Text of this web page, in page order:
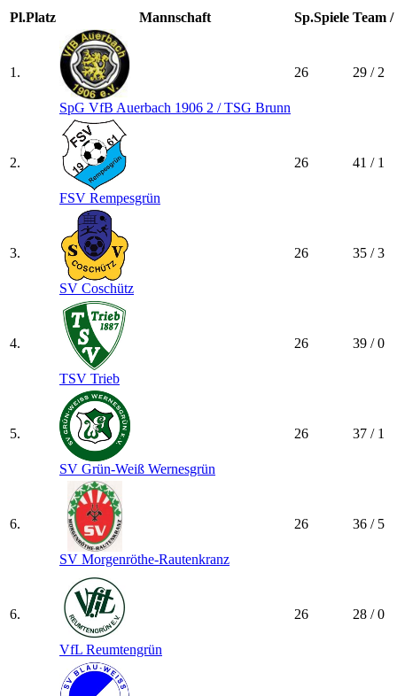
Pl.Platz Mannschaft Sp.Spiele Team
1.
SpG VfB Auerbach 1906 2 /​ TSG Brunn
26 29 / 2
2.
FSV Rempesgrün
26 41 / 1
3.
SV Coschütz
26 35 / 3
4.
TSV Trieb
26 39 / 0
5.
SV Grün-Weiß Wernesgrün
26 37 / 1
6.
SV Morgenröthe-Rautenkranz
26 36 / 5
6.
VfL Reumtengrün
26 28 / 0